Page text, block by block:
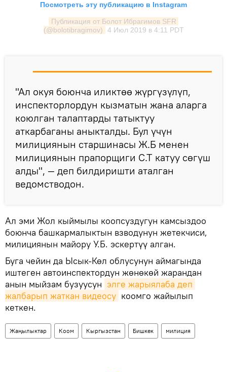
Посмотреть эту публикацию в Instagram
Публикация от Болот Ибрагимов SFR
(@bolotibragimov)
4 Июл 2019 в 4:11 PDT
"Ал окуя боюнча иликтөө жүргүзүлүп,
инспекторлордун кызматын жана аларга
коюлган талаптарды татыктуу
аткарбаганы аныкталды. Бул үчүн
милициянын старшинасы Ж.Б менен
милициянын прапорщиги С.Т катуу сөгүш
алды", — деп билдиришти аталган
ведомстводон.
Ал эми Жол кыймылы коопсуздугун камсыздоо
боюнча башкармалыктын взводунун жетекчиси,
милициянын майору У.Б. эскертүү алган.
Буга чейин да Ысык-Көл облусунун аймагында
иштеген автоинспектордун жөнөкөй жарандан
анын мыйзам бузуусун элге жарыялаба деп
жалбарып жаткан видеосу коомго жайылып
кеткен.
Жаңылыктар Коом Кыргызстан Бишкек милиция